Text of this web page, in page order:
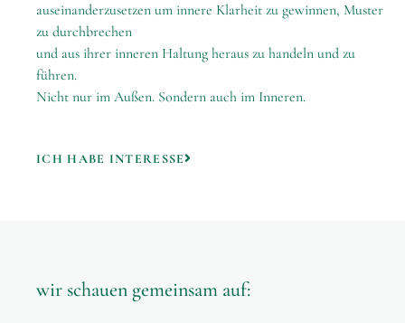
auseinanderzusetzen um innere Klarheit zu gewinnen, Muster
zu durchbrechen
und aus ihrer inneren Haltung heraus zu handeln und zu
führen.
Nicht nur im Außen. Sondern auch im Inneren.
ICH HABE INTERESSE
wir schauen gemeinsam auf: